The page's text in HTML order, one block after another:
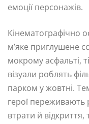
емоції персонажів.
Кінематографічно
м’яке приглушене
мокрому асфальті,
візуали роблять
парком у жовтні.
герої переживають
втрати й